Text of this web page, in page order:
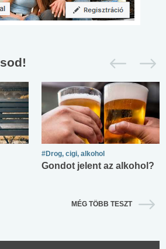
#Drog, cigi, alkohol
Gondot jelent az alkohol?
MÉG TÖBB TESZT